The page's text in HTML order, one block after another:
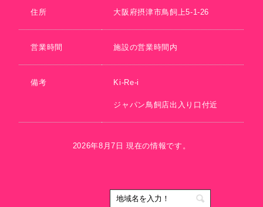
住所 大阪府摂津市鳥飼上5-1-26
営業時間 施設の営業時間内
備考 Ki-Re-i
ジャパン鳥飼店出入り口付近
2026年8月7日 現在の情報です。